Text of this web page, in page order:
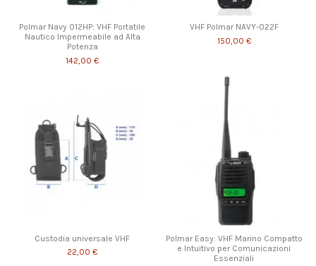
Polmar Navy 012HP: VHF Portatile
Nautico Impermeabile ad Alta
Potenza
142,00 €
VHF Polmar NAVY-022F
150,00 €
Custodia universale VHF
22,00 €
Polmar Easy: VHF Marino Compatto
e Intuitivo per Comunicazioni
Essenziali